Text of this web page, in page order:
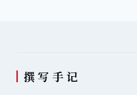
撰 写 手 记